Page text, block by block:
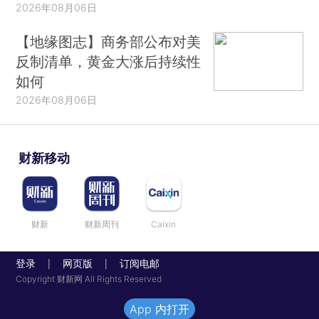
2026年08月06日
【地缘图志】商务部公布对美
反制清单，黄金大涨后持续性
如何
2026年08月06日
财新移动
财新 财新周刊 Caixin
登录 网页版 订阅电邮
Copyright 财新网 All Rights Reserved
App 内打开